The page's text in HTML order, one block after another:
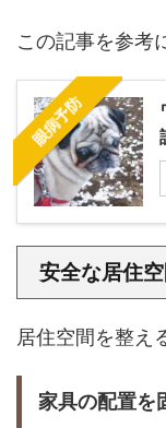
この記事を参考
眼病予防
安全な居住
居住空間を整え
家具の配置を